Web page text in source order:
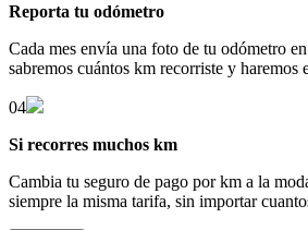
Reporta tu odómetro
Cada mes envía una foto de tu odómetro
sabremos cuántos km recorriste y haremos
04
Si recorres muchos km
Cambia tu seguro de pago por km a la
siempre la misma tarifa, sin importar